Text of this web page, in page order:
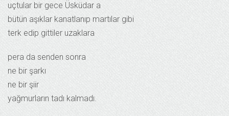
uçtular bir gece Üsküdar a
bütün aşıklar kanatlanıp martılar gibi
terk edip gittiler uzaklara
pera da senden sonra
ne bir şarkı
ne bir şiir
yağmurların tadı kalmadı.